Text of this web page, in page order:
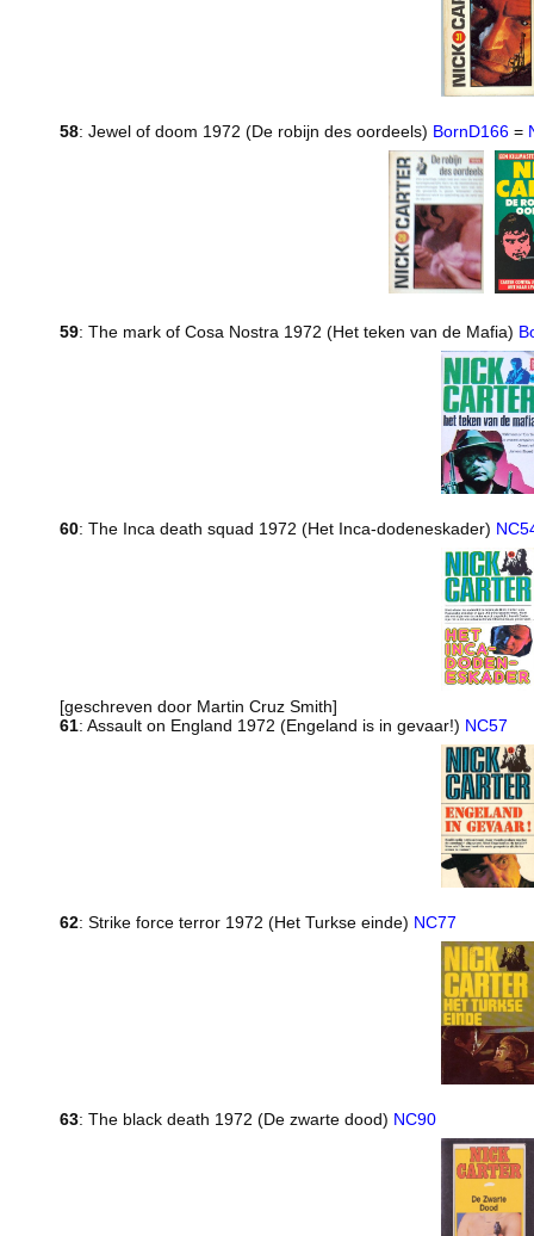
58: Jewel of doom 1972 (De robijn des oordeels) BornD166 =
59: The mark of Cosa Nostra 1972 (Het teken van de Mafia)
60: The Inca death squad 1972 (Het Inca-dodeneskader)
[geschreven door Martin Cruz Smith]
61: Assault on England 1972 (Engeland is in gevaar!) NC57
62: Strike force terror 1972 (Het Turkse einde) NC77
63: The black death 1972 (De zwarte dood) NC90